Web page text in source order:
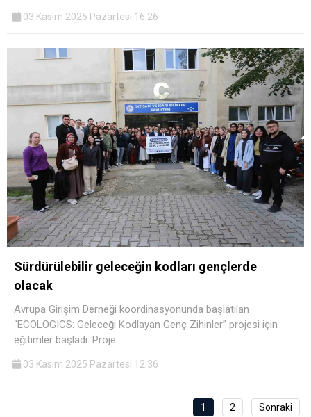
03 Kasım 2025 Pazartesi 16:26
Sürdürülebilir geleceğin kodları gençlerde
olacak
Avrupa Girişim Derneği koordinasyonunda başlatılan
“ECOLOGICS: Geleceği Kodlayan Genç Zihinler” projesi için
eğitimler başladı. Proje
03 Kasım 2025 Pazartesi 12:36
1 2 Sonraki